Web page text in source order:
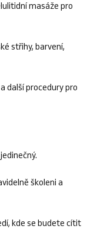
masáže pro
střihy, barvení,
další procedury pro
školeni a
kde se budete cítit